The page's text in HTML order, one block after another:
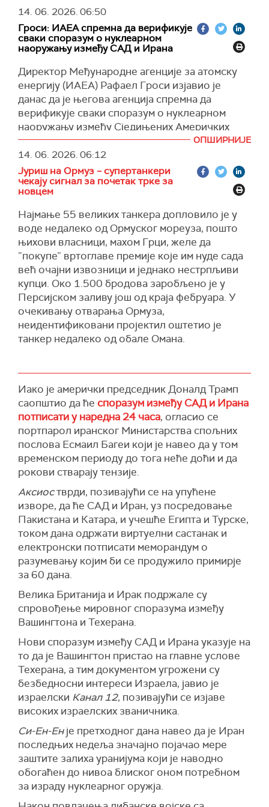
(Танјуг)
заједничку комуникациону инфраструктуру
коју користе Банка Мели, Банка Теџарат,
Банка Садерат и Извозна развојна банка
Ирана, што је навело техничке тимове да
утиче на неке банкарске услуге.
Наведено је да није дошло до неовлашћеног
приступа информацијама о клијентима и да
нису обрисани никакви подаци, додајући да су
у току напори за опоравак како би се
(Reuters)
14. 06. 2026.06:50
Гроси: ИАЕА спремна да верификује
сваки споразум о нуклеарном
наоружању између САД и Ирана
Директор Међународне агенције за атомску
енергију (ИАЕА) Рафаел Гроси изјавио је
данас да је његова агенција спремна да
верификује сваки споразум о нуклеарном
наоружању између Сједињених Америчких
Држава и Ирана, истичући да би праћење и
верификација биле кључне мере ако такав
споразум буде постигнут.
"Најважнија ствар у вези са агенцијом је
резолуције је веома важна формалност која
мора да постоји", рекао је Гроси новинарима,
преносиЈонхап.
Гроси је, такође, нагласио да би сваки такав
споразум захтевао свеобухватне мере
надзора.
(Танјуг)
ОПШИРНИЈЕ
14. 06. 2026.06:12
Јуриш на Ормуз – супертанкери
чекају сигнал за почетак трке за
новцем
Најмање 55 великих танкера допловило је у
воде недалеко од Ормуског мореуза, пошто
њихови власници, махом Грци, желе да
”покупе” вртоглаве премије које им нуде сада
већ очајни извозници и једнако нестрпљиви
купци. Око 1.500 бродова заробљено је у
Персијском заливу још од краја фебруара. У
очекивању отварања Ормуза,
неидентификовани пројектил оштетио је
танкер недалеко од обале Омана.
Иако је амерички председник Доналд Трамп
саопштио да ће споразум између САД и Ирана
потписати у наредна 24 часа, огласио се
портпарол иранског Министарства спољних
послова Есмаил Багеи који је навео да у том
временском периоду до тога неће доћи и да
рокови стварају тензије.
Аксиостврди, позивајући се на упућене
изворе, да ће САД и Иран, уз посредовање
Пакистана и Катара, и учешће Египта и Турске,
током дана одржати виртуелни састанак и
електронски потписати меморандум о
разумевању којим би се продужило примирје
за 60 дана.
Велика Британија и Ирак подржале су
спровођење мировног споразума између
Вашингтона и Техерана.
Нови споразум између САД и Ирана указује на
то да је Вашингтон пристао на главне услове
Техерана, а тим документом угрожени су
безбедносни интереси Израела, јавио је
израелски Канал 12, позивајући се изјаве
високих израелских званичника.
Си-Ен-Енје претходног дана навео да је Иран
последњих недеља значајно појачао мере
заштите залиха уранијума који је наводно
обогаћен до нивоа блиског оном потребном
за израду нуклеарног оружја.